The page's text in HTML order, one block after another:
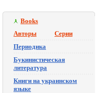
Books
Авторы
Серии
Периодика
Букинистическая
литература
Книги на украинском
языке